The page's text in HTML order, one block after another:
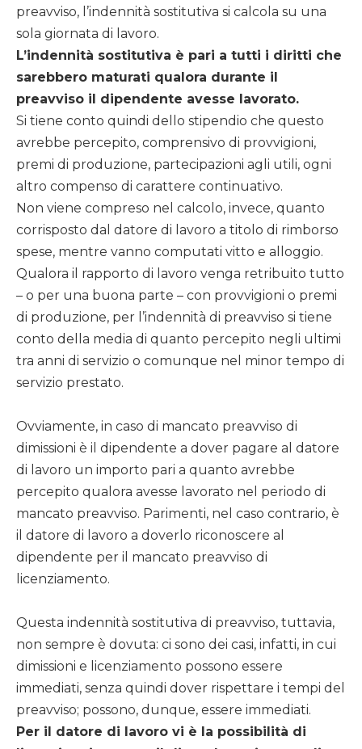
preavviso, l’indennità sostitutiva si calcola su una
sola giornata di lavoro.
L’indennità sostitutiva è pari a tutti i diritti che
sarebbero maturati qualora durante il
preavviso il dipendente avesse lavorato.
Si tiene conto quindi dello stipendio che questo
avrebbe percepito, comprensivo di provvigioni,
premi di produzione, partecipazioni agli utili, ogni
altro compenso di carattere continuativo.
Non viene compreso nel calcolo, invece, quanto
corrisposto dal datore di lavoro a titolo di rimborso
spese, mentre vanno computati vitto e alloggio.
Qualora il rapporto di lavoro venga retribuito tutto
– o per una buona parte – con provvigioni o premi
di produzione, per l’indennità di preavviso si tiene
conto della media di quanto percepito negli ultimi
tra anni di servizio o comunque nel minor tempo di
servizio prestato.
Ovviamente, in caso di mancato preavviso di
dimissioni è il dipendente a dover pagare al datore
di lavoro un importo pari a quanto avrebbe
percepito qualora avesse lavorato nel periodo di
mancato preavviso. Parimenti, nel caso contrario, è
il datore di lavoro a doverlo riconoscere al
dipendente per il mancato preavviso di
licenziamento.
Questa indennità sostitutiva di preavviso, tuttavia,
non sempre è dovuta: ci sono dei casi, infatti, in cui
dimissioni e licenziamento possono essere
immediati, senza quindi dover rispettare i tempi del
preavviso; possono, dunque, essere immediati.
Per il datore di lavoro vi è la possibilità di